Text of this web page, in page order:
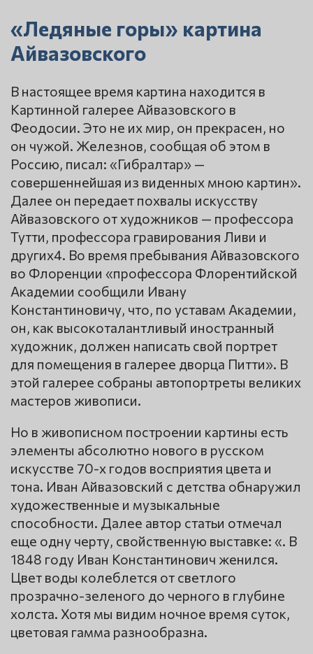
«Ледяные горы» картина
Айвазовского
В настоящее время картина находится в
Картинной галерее Айвазовского в
Феодосии. Это не их мир, он прекрасен, но
он чужой. Железнов, сообщая об этом в
Россию, писал: «Гибралтар» —
совершеннейшая из виденных мною картин».
Далее он передает похвалы искусству
Айвазовского от художников — профессора
Тутти, профессора гравирования Ливи и
других4. Во время пребывания Айвазовского
во Флоренции «профессора Флорентийской
Академии сообщили Ивану
Константиновичу, что, по уставам Академии,
он, как высокоталантливый иностранный
художник, должен написать свой портрет
для помещения в галерее дворца Питти». В
этой галерее собраны автопортреты великих
мастеров живописи.
Но в живописном построении картины есть
элементы абсолютно нового в русском
искусстве 70-х годов восприятия цвета и
тона. Иван Айвазовский с детства обнаружил
художественные и музыкальные
способности. Далее автор статьи отмечал
еще одну черту, свойственную выставке: «. В
1848 году Иван Константинович женился.
Цвет воды колеблется от светлого
прозрачно-зеленого до черного в глубине
холста. Хотя мы видим ночное время суток,
цветовая гамма разнообразна.